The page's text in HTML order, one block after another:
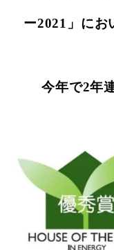
ー2021」にお
今年で2年